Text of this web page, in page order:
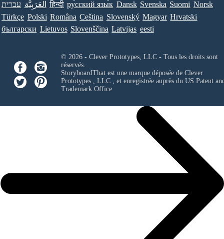
עברית العَرَبِيَّة हिन्दी ру́сский язы́к Dansk Svenska Suomi Norsk
Türkçe Polski Româna Ceština Slovenský Magyar Hrvatski
български Lietuvos Slovenščina Latvijas eesti
© 2026 - Clever Prototypes, LLC - Tous les droits sont
réservés.
StoryboardThat est une marque déposée de Clever
Prototypes , LLC, et enregistrée auprès du US Patent
Trademark Office